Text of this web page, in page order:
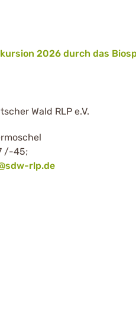
2026 durch das
Wald RLP e.V.
/-45;
rlp.de